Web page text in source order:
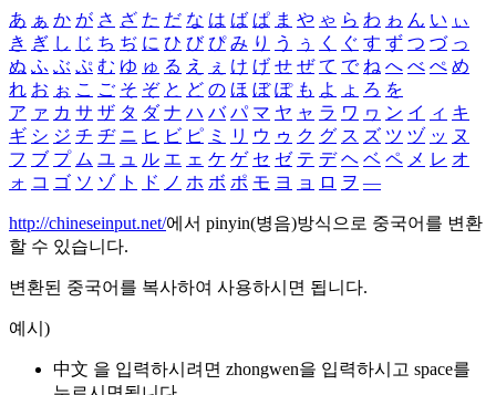
あ ぁ か が さ ざ た だ な は ば ぱ ま や ゃ ら わ ゎ ん い ぃ
き ぎ し じ ち ぢ に ひ び ぴ み り う ぅ く ぐ す ず つ づ っ
ぬ ふ ぶ ぷ む ゆ ゅ る え ぇ け げ せ ぜ て で ね へ べ ぺ め
れ お ぉ こ ご そ ぞ と ど の ほ ぼ ぽ も よ ょ ろ を
ア ァ カ サ ザ タ ダ ナ ハ バ パ マ ヤ ャ ラ ワ ヮ ン イ ィ キ
ギ シ ジ チ ヂ ニ ヒ ビ ピ ミ リ ウ ゥ ク グ ス ズ ツ ヅ ッ ヌ
フ ブ プ ム ユ ュ ル エ ェ ケ ゲ セ ゼ テ デ ヘ ベ ペ メ レ オ
ォ コ ゴ ソ ゾ ト ド ノ ホ ボ ポ モ ヨ ョ ロ ヲ ―
http://chineseinput.net/에서 pinyin(병음)방식으로 중국어를 변환
할 수 있습니다.
변환된 중국어를 복사하여 사용하시면 됩니다.
예시)
中文 을 입력하시려면 zhongwen을 입력하시고 space를